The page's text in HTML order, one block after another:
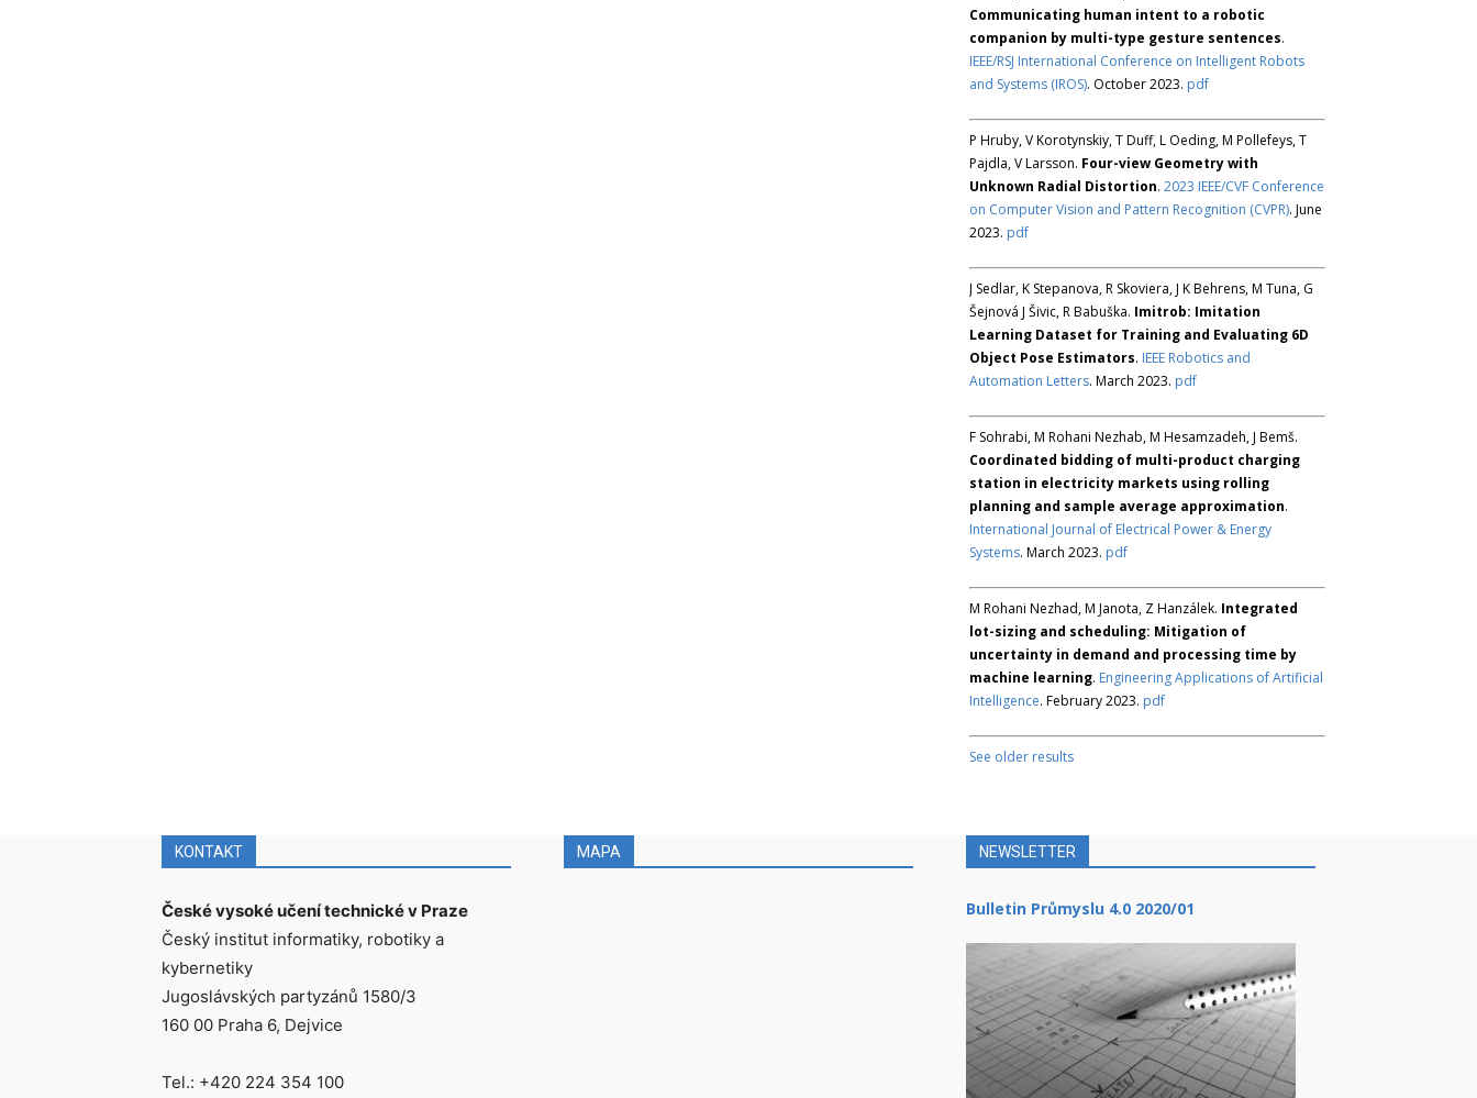
Communicating human intent to a robotic
companion by multi-type gesture sentences.
IEEE/RSJ International Conference on Intelligent Robots
and Systems (IROS). October 2023. pdf
P Hruby, V Korotynskiy, T Duff, L Oeding, M Pollefeys, T
Pajdla, V Larsson. Four-view Geometry with
Unknown Radial Distortion. 2023 IEEE/CVF Conference
on Computer Vision and Pattern Recognition (CVPR). June
2023. pdf
J Sedlar, K Stepanova, R Skoviera, J K Behrens, M Tuna, G
Šejnová J Šivic, R Babuška. Imitrob: Imitation
Learning Dataset for Training and Evaluating 6D
Object Pose Estimators. IEEE Robotics and
Automation Letters. March 2023. pdf
F Sohrabi, M Rohani Nezhab, M Hesamzadeh, J Bemš.
Coordinated bidding of multi-product charging
station in electricity markets using rolling
planning and sample average approximation.
International Journal of Electrical Power & Energy
Systems. March 2023. pdf
M Rohani Nezhad, M Janota, Z Hanzálek. Integrated
lot-sizing and scheduling: Mitigation of
uncertainty in demand and processing time by
machine learning. Engineering Applications of Artificial
Intelligence. February 2023. pdf
See older results
KONTAKT
České vysoké učení technické v Praze
Český institut informatiky, robotiky a
kybernetiky
Jugoslávských partyzánů 1580/3
160 00 Praha 6, Dejvice
Tel.: +420 224 354 100
MAPA NEWSLETTER
Bulletin Průmyslu 4.0 2020/01